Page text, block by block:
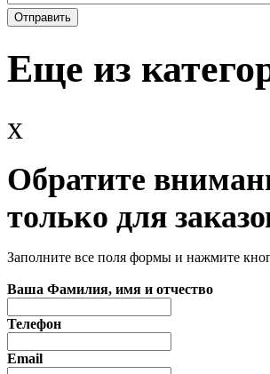
Еще из
x
Обратите
только для
Заполните все поля формы и нажмите
Ваша Фамилия, имя и отчество
Телефон
Email